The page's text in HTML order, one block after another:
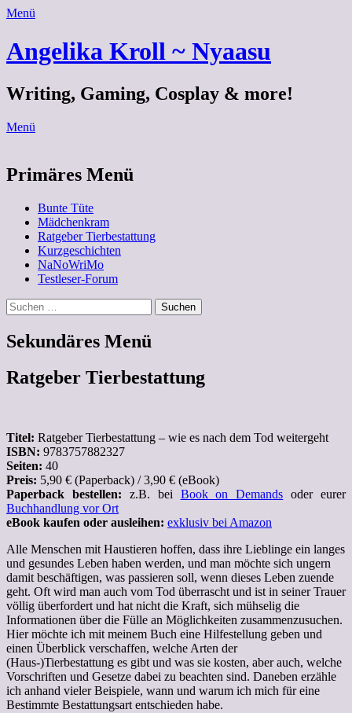
Menü
Angelika Kroll ~ Nyaasu
Writing, Gaming, Cosplay & more!
Menü
Primäres Menü
Zum
Inhalt
springen
Bunte Tüte
Mädchenkram
Ratgeber Tierbestattung
Kurzgeschichten
NaNoWriMo
Testleser-Forum
Suchen
Suchen
nach:
Sekundäres Menü
Zum
Inhalt
Ratgeber Tierbestattung
Titel: Ratgeber Tierbestattung – wie es nach dem Tod weitergeht
ISBN: 9783757882327
Seiten: 40
Preis: 5,90 € (Paperback) / 3,90 € (eBook)
Paperback bestellen: z.B. bei Book on Demands oder eurer
Buchhandlung vor Ort
eBook kaufen oder ausleihen: exklusiv bei Amazon
Alle Menschen mit Haustieren hoffen, dass ihre Lieblinge ein langes
und gesundes Leben haben werden, und man möchte sich ungern
damit beschäftigen, was passieren soll, wenn dieses Leben zuende
geht. Oft wird man auch vom Tod überrascht und ist in seiner Trauer
völlig überfordert und hat nicht die Kraft, sich mühselig die
Informationen über die Fülle an Möglichkeiten zusammenzusuchen.
Hier möchte ich mit meinem Buch eine Hilfestellung geben und
einen Überblick verschaffen, welche Arten der
(Haus-)Tierbestattung es gibt und was sie kosten, aber auch, welche
Vorschriften und Gesetze dabei zu beachten sind. Daneben erzähle
ich anhand vieler Beispiele, wann und warum ich mich für eine
Bestimmte Bestattungsart entschieden habe.